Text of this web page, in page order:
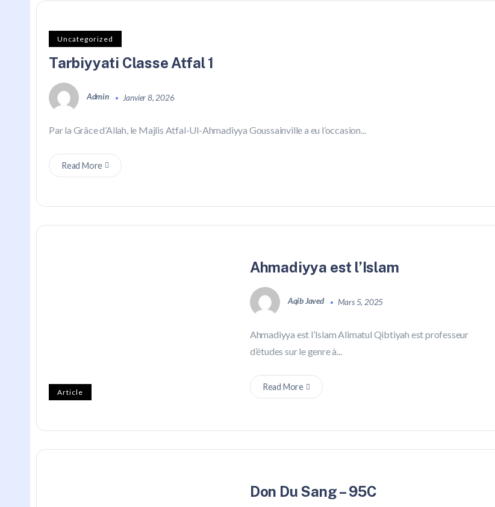
Uncategorized
Tarbiyyati Classe Atfal 1
Admin Janvier 8, 2026
Par la Grâce d’Allah, le Majlis Atfal-Ul-Ahmadiyya Goussainville a eu l’occasion...
Read More
Article
Ahmadiyya est l’Islam
Aqib Javed Mars 5, 2025
Ahmadiyya est l’Islam Alimatul Qibtiyah est professeur
d’études sur le genre à...
Read More
Don Du Sang – 95C